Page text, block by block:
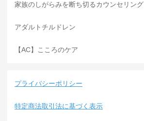
家族のしがらみを断ち切るカウンセリング
アダルトチルドレン
【AC】こころのケア
プライバシーポリシー
特定商法取引法に基づく表示